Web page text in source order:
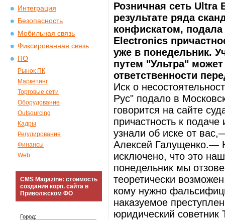
Интеграция
Безопасность
Мобильная связь
Фиксированная связь
ПО
Рынок ПК
Маркетинг
Торговые сети
Оборудование
Outsourcing
Кадры
Регулирование
Финансы
Web
CMS Magazine: стоимость
создания корп. сайта в
Приволжском ФО
Город:
Розничная сеть Ultra
результате ряда
конфискатом, подала
Electronics
уже в понедельник.
путем "Ультра"
ответственности
Иск о
Рус" подало в
говорится на сайте
причастность к
узнали об иске от
Алексей Галущенко.—
исключено, что это
понедельник мы
теоретически
кому нужно
наказуемое
юридический советник